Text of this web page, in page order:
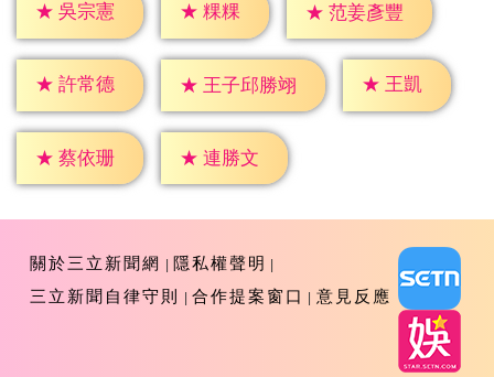
★ 吳宗憲 ★ 粿粿 ★ 范姜彥豐
★ 許常德 ★ 王子邱勝翊 ★ 王凱
★ 蔡依珊 ★ 連勝文
關於三立新聞網
隱私權聲明
三立新聞自律守則
合作提案窗口 意見反應